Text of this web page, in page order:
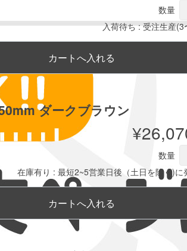
数量
入荷待ち : 受注生産(3
ダークブラウン
数量
在庫有り : 最短2~5営業日後（土日を除く)に